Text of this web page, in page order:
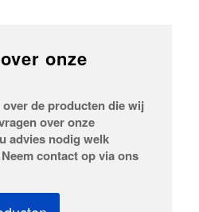
onze
de producten die wij
over onze
advies nodig welk
contact op via ons